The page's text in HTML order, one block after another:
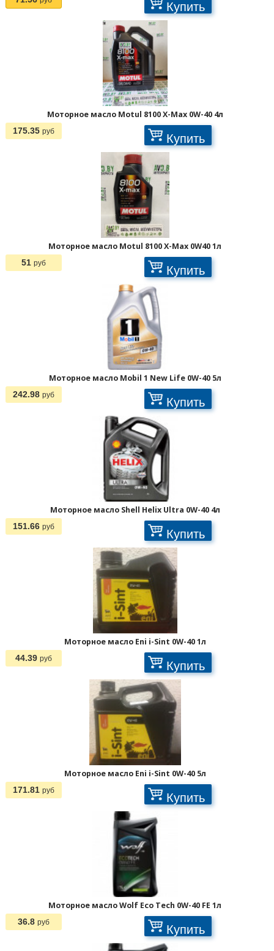
Купить
Моторное масло Motul 8100 X-Max 0W-40 4л
175.35 руб Купить
Моторное масло Motul 8100 X-Max 0W40 1л
51 руб Купить
Моторное масло Mobil 1 New Life 0W-40 5л
242.98 руб Купить
Моторное масло Shell Helix Ultra 0W-40 4л
151.66 руб Купить
Моторное масло Eni i-Sint 0W-40 1л
44.39 руб Купить
Моторное масло Eni i-Sint 0W-40 5л
171.81 руб Купить
Моторное масло Wolf Eco Tech 0W-40 FE 1л
36.8 руб Купить
1 2 3 >